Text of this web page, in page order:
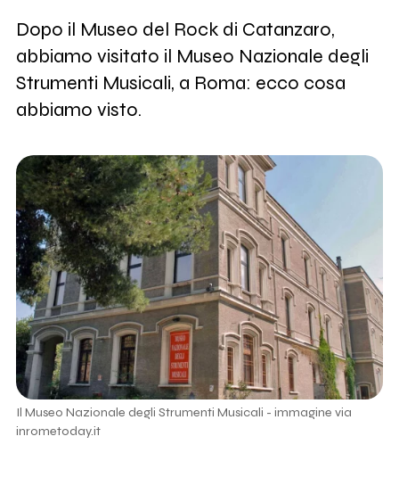
Dopo il Museo del Rock di Catanzaro,
abbiamo visitato il Museo Nazionale degli
Strumenti Musicali, a Roma: ecco cosa
abbiamo visto.
Il Museo Nazionale degli Strumenti Musicali - immagine via
inrometoday.it